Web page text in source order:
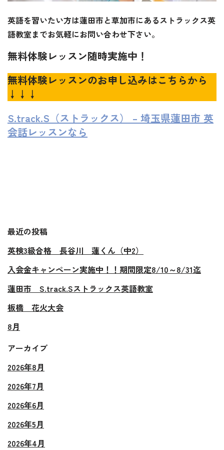
英語を習いたい方は蓮田市と草加市にあるストラックス英
語教室までお気軽にお問い合わせ下さい。
無料体験レッスン随時実施中！
無料体験レッスンのお申し込みはこちらから
↓↓↓
S.track.S（ストラックス） – 埼玉県蓮田市 英
会話レッスンなら
最近の投稿
英検3級合格 長谷川 蓮くん（中2）
入会金キャンペーン実施中！！期間限定8/10～8/31迄
蓮田市 S.track.Sストラックス英語教室
板橋 花火大会
8月
アーカイブ
2026年8月
2026年7月
2026年6月
2026年5月
2026年4月